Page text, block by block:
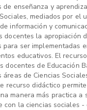
de enseñanza y
mediados por el
información y
docentes la apropiación
para ser implementadas
educativos. El
docentes de Educación
áreas de Ciencias
recurso didáctico
manera más practica a
con la ciencias sociales